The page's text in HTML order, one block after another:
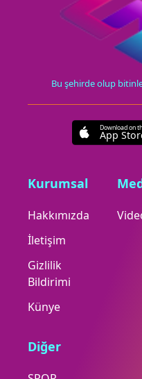
Bu şehirde olup
Download on
App
Kurumsal
Hakkımızda
İletişim
Gizlilik
Bildirimi
Künye
Diğer